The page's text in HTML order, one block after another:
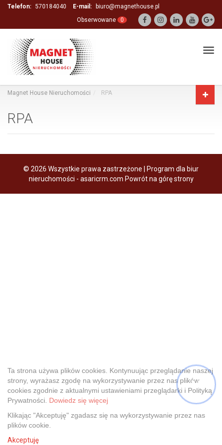
Telefon: 570184040 E-mail:
biuro@magnethouse.pl
Obserwowane
0
Magnet House Nieruchomości RPA
RPA
© 2026 Wszystkie prawa zastrzeżone | Program dla biur
nieruchomości - asaricrm.com Powrót na górę strony
Ta strona używa plików cookies. Kontynuując przeglądanie naszej
strony, wyrażasz zgodę na wykorzystywanie przez nas plików
cookies zgodnie z aktualnymi ustawieniami przeglądarki i Polityką
Prywatności. Dowiedz się więcej
Klikając "Akceptuję" zgadasz się na wykorzystywanie przez nas
plików cookie.
Akceptuję